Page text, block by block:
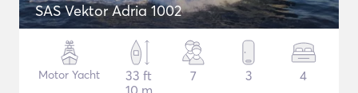
SAS Vektor Adria 1002
Motor Yacht
33 ft
10 m
7 3 4